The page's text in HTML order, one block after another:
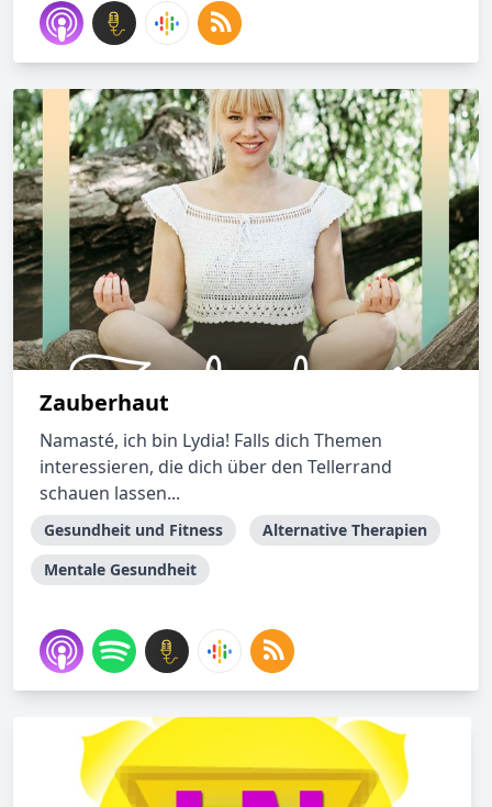
Zauberhaut
Namasté, ich bin Lydia! Falls dich Themen
interessieren, die dich über den Tellerrand
schauen lassen...
Gesundheit und Fitness
Alternative Therapien
Mentale Gesundheit